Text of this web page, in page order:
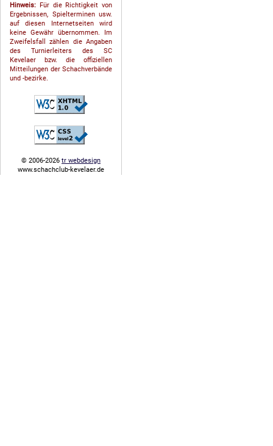
Hinweis: Für die Richtigkeit von
Ergebnissen, Spielterminen usw.
auf diesen Internetseiten wird
keine Gewähr übernommen. Im
Zweifelsfall zählen die Angaben
des Turnierleiters des SC
Kevelaer bzw. die offiziellen
Mitteilungen der Schach­ver­bände
und -bezirke.
© 2006-2026 tr webdesign
www.schachclub-kevelaer.de